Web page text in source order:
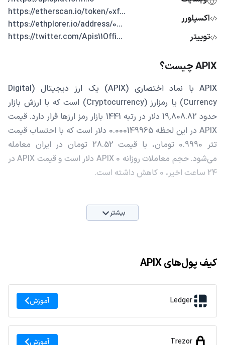
اکسپلورر
...https://etherscan.io/token/0xf
...https://ethplorer.io/address/0
توییتر
...https://twitter.com/Apis11Offi
APIX چیست؟
APIX با نماد اختصاری (APIX) یک ارز دیجیتال (Digital
Currency) یا رمزارز (Cryptocurrency) است که با ارزش بازار
حدود 19,808.82 دلار در رتبه 1441 بازار رمز ارزها قرار دارد. قیمت
APIX در این لحظه 0.000149965 دلار است که با احتساب قیمت
تتر 0.9990 تومان، با قیمت 28.52 تومان در ایران معامله
می‌شود. حجم معاملات روزانه APIX 0 دلار است و قیمت APIX در
24 ساعت اخیر، 0 کاهش داشته است.
بیشتر
کیف پول‌های APIX
Ledger آموزش
Trezor آموزش